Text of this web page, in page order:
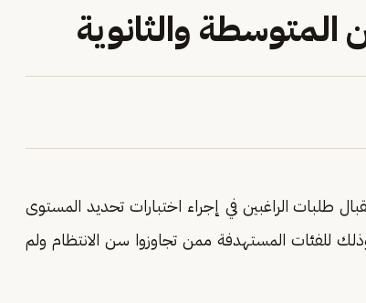
والثانوية
طلبات الراغبين في إجراء اختبارات تحديد المستوى
المتوسطة والثانوية للعام الدراسي 1448هـ، وذلك للفئات المستهدفة ممن تجاوزوا سن الانتظام ولم